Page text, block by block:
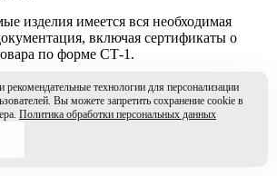
изделия имеется вся необходимая
включая сертификаты о
по форме СТ-1.
является официальным
продукции ООО "Завод ПСА
дистрибьютора
технологии для персонализации
Вы можете запретить сохранение cookie в
Политика обработки персональных данных